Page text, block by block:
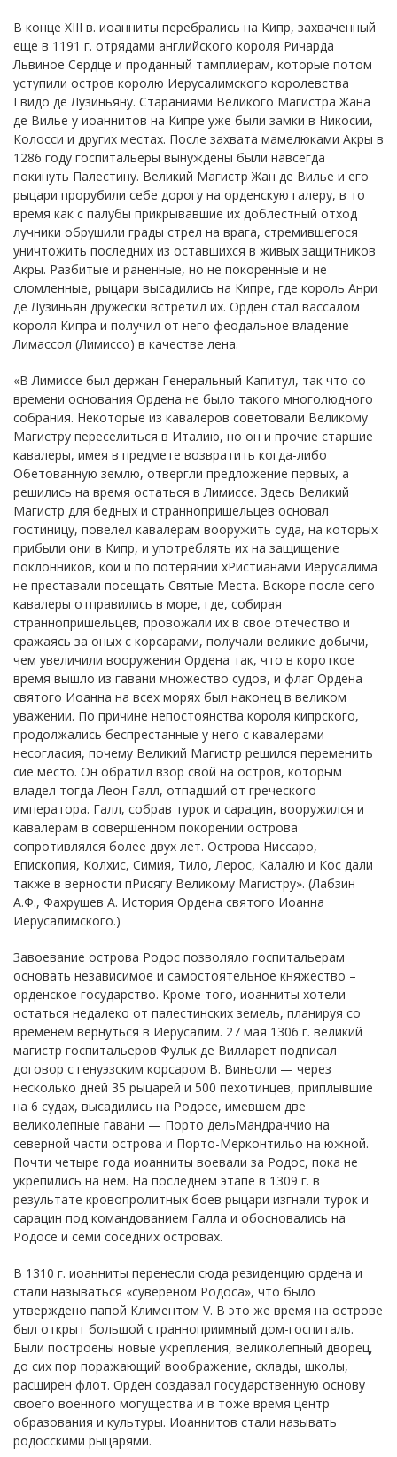
В конце XIII в. иоанниты перебрались на Кипр, захваченный
еще в 1191 г. отрядами английского короля Ричарда
Львиное Сердце и проданный тамплиерам, которые потом
уступили остров королю Иерусалимского королевства
Гвидо де Лузиньяну. Стараниями Великого Магистра Жана
де Вилье у иоаннитов на Кипре уже были замки в Никосии,
Колосси и других местах. После захвата мамелюками Акры в
1286 году госпитальеры вынуждены были навсегда
покинуть Палестину. Великий Магистр Жан де Вилье и его
рыцари прорубили себе дорогу на орденскую галеру, в то
время как с палубы прикрывавшие их доблестный отход
лучники обрушили грады стрел на врага, стремившегося
уничтожить последних из оставшихся в живых защитников
Акры. Разбитые и раненные, но не покоренные и не
сломленные, рыцари высадились на Кипре, где король Анри
де Лузиньян дружески встретил их. Орден стал вассалом
короля Кипра и получил от него феодальное владение
Лимассол (Лимиссо) в качестве лена.
«В Лимиссе был держан Генеральный Капитул, так что со
времени основания Ордена не было такого многолюдного
собрания. Некоторые из кавалеров советовали Великому
Магистру переселиться в Италию, но он и прочие старшие
кавалеры, имея в предмете возвратить когда-либо
Обетованную землю, отвергли предложение первых, а
решились на время остаться в Лимиссе. Здесь Великий
Магистр для бедных и страннопришельцев основал
гостиницу, повелел кавалерам вооружить суда, на которых
прибыли они в Кипр, и употреблять их на защищение
поклонников, кои и по потерянии хРистианами Иерусалима
не преставали посещать Святые Места. Вскоре после сего
кавалеры отправились в море, где, собирая
страннопришельцев, провожали их в свое отечество и
сражаясь за оных с корсарами, получали великие добычи,
чем увеличили вооружения Ордена так, что в короткое
время вышло из гавани множество судов, и флаг Ордена
святого Иоанна на всех морях был наконец в великом
уважении. По причине непостоянства короля кипрского,
продолжались беспрестанные у него с кавалерами
несогласия, почему Великий Магистр решился переменить
сие место. Он обратил взор свой на остров, которым
владел тогда Леон Галл, отпадший от греческого
императора. Галл, собрав турок и сарацин, вооружился и
кавалерам в совершенном покорении острова
сопротивлялся более двух лет. Острова Ниссаро,
Епископия, Колхис, Симия, Тило, Лерос, Калалю и Кос дали
также в верности пРисягу Великому Магистру». (Лабзин
А.Ф., Фахрушев А. История Ордена святого Иоанна
Иерусалимского.)
Завоевание острова Родос позволяло госпитальерам
основать независимое и самостоятельное княжество –
орденское государство. Кроме того, иоанниты хотели
остаться недалеко от палестинских земель, планируя со
временем вернуться в Иерусалим. 27 мая 1306 г. великий
магистр госпитальеров Фульк де Вилларет подписал
договор с генуэзским корсаром В. Виньоли — через
несколько дней 35 рыцарей и 500 пехотинцев, приплывшие
на 6 судах, высадились на Родосе, имевшем две
великолепные гавани — Порто дельМандраччио на
северной части острова и Порто-Мерконтильо на южной.
Почти четыре года иоанниты воевали за Родос, пока не
укрепились на нем. На последнем этапе в 1309 г. в
результате кровопролитных боев рыцари изгнали турок и
сарацин под командованием Галла и обосновались на
Родосе и семи соседних островах.
В 1310 г. иоанниты перенесли сюда резиденцию ордена и
стали называться «сувереном Родоса», что было
утверждено папой Климентом V. В это же время на острове
был открыт большой странноприимный дом-госпиталь.
Были построены новые укрепления, великолепный дворец,
до сих пор поражающий воображение, склады, школы,
расширен флот. Орден создавал государственную основу
своего военного могущества и в тоже время центр
образования и культуры. Иоаннитов стали называть
родосскими рыцарями.